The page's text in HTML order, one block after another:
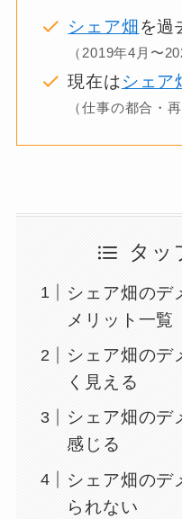
シェア畑 を過
（2019年4月〜
現在はシェア
（仕事の都合・
タッ
シェア畑のデ
メリット一覧
シェア畑の
く見える
シェア畑の
感じる
シェア畑の
られない